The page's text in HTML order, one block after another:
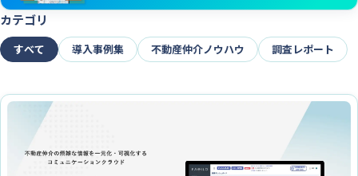
賃貸クラ
法人仲介向け
事業用ク
ラウド
カテゴリ
すべて 導入事例集 不動産仲介ノウハウ 調査レポート